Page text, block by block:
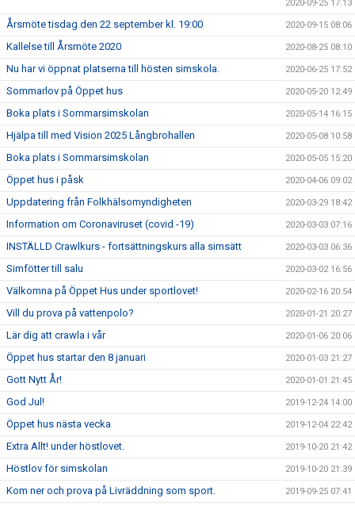
2020-09-25 17:13
Årsmöte tisdag den 22 september kl. 19:00 2020-09-15 08:06
Kallelse till Årsmöte 2020 2020-08-25 08:10
Nu har vi öppnat platserna till hösten simskola. 2020-06-25 17:52
Sommarlov på Öppet hus 2020-05-20 12:49
Boka plats i Sommarsimskolan 2020-05-14 16:15
Hjälpa till med Vision 2025 Långbrohallen 2020-05-08 10:58
Boka plats i Sommarsimskolan 2020-05-05 15:20
Öppet hus i påsk 2020-04-06 09:02
Uppdatering från Folkhälsomyndigheten 2020-03-29 18:42
Information om Coronaviruset (covid -19) 2020-03-03 07:16
INSTÄLLD Crawlkurs - fortsättningskurs alla simsätt 2020-03-03 06:36
Simfötter till salu 2020-03-02 16:56
Välkomna på Öppet Hus under sportlovet! 2020-02-16 20:54
Vill du prova på vattenpolo? 2020-01-21 20:27
Lär dig att crawla i vår 2020-01-06 20:06
Öppet hus startar den 8 januari 2020-01-03 21:27
Gott Nytt År! 2020-01-01 21:45
God Jul! 2019-12-24 14:00
Öppet hus nästa vecka 2019-12-04 22:42
Extra Allt! under höstlovet. 2019-10-20 21:42
Höstlov för simskolan 2019-10-20 21:39
Kom ner och prova på Livräddning som sport. 2019-09-25 07:41